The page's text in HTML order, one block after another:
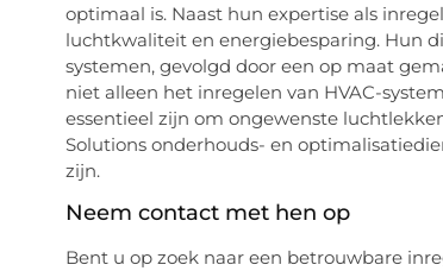
optimaal is. Naast hun expertise als
luchtkwaliteit en energiebesparing. Hun
systemen, gevolgd door een op maat
niet alleen het inregelen van HVAC-
essentieel zijn om ongewenste
Solutions onderhouds- en
zijn.
Neem contact met hen op
Bent u op zoek naar een betrouwbare